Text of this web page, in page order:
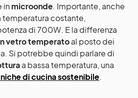
in microonde. Importante, anche
temperatura costante,
di 700W. E la differenza
vetro temperatoal posto dei
Si potrebbe quindi parlare di
a bassa temperatura, una
di cucina sostenibile.